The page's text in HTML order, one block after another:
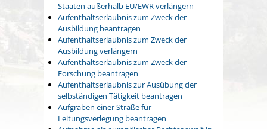
Staaten außerhalb EU/EWR verlängern
Aufenthaltserlaubnis zum Zweck der
Ausbildung beantragen
Aufenthaltserlaubnis zum Zweck der
Ausbildung verlängern
Aufenthaltserlaubnis zum Zweck der
Forschung beantragen
Aufenthaltserlaubnis zur Ausübung der
selbständigen Tätigkeit beantragen
Aufgraben einer Straße für
Leitungsverlegung beantragen